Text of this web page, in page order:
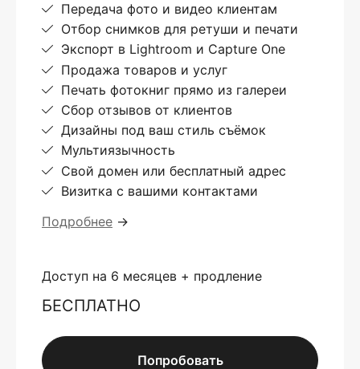
Передача фото и видео клиентам
Отбор снимков для ретуши и печати
Экспорт в Lightroom и Capture One
Продажа товаров и услуг
Печать фотокниг прямо из галереи
Сбор отзывов от клиентов
Дизайны под ваш стиль съёмок
Мультиязычность
Свой домен или бесплатный адрес
Визитка с вашими контактами
Подробнее →
Доступ на 6 месяцев + продление
БЕСПЛАТНО
Попробовать